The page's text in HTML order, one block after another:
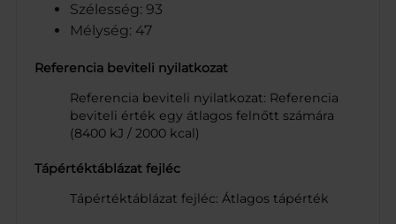
Szélesség: 93
Mélység: 47
Referencia beviteli nyilatkozat
Referencia beviteli nyilatkozat: Referencia
beviteli érték egy átlagos felnőtt számára
(8400 kJ / 2000 kcal)
Tápértéktáblázat fejléc
Tápértéktáblázat fejléc: Átlagos tápérték